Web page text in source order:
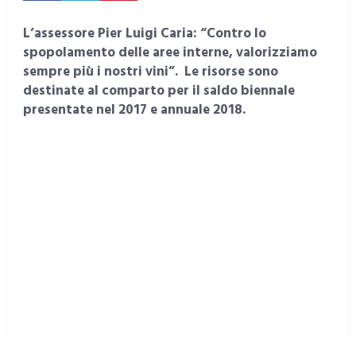
L’assessore Pier Luigi Caria: “Contro lo
spopolamento delle aree interne, valorizziamo
sempre più i nostri vini”. Le risorse sono
destinate al comparto per il saldo biennale
presentate nel 2017 e annuale 2018.